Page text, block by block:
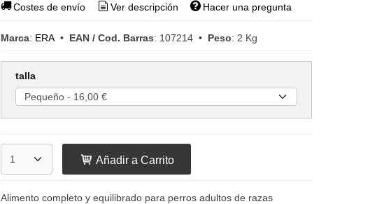
Costes de envío Ver descripción Hacer una pregunta
Marca: ERA• EAN / Cod. Barras: 107214• Peso: 2 Kg
talla
Añadir a Carrito
Alimento completo y equilibrado para perros adultos de razas